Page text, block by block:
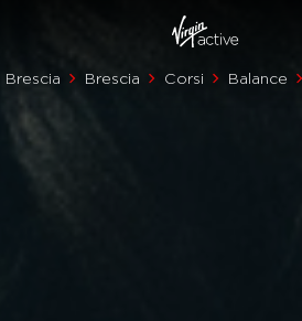
Brescia Brescia Corsi Balance